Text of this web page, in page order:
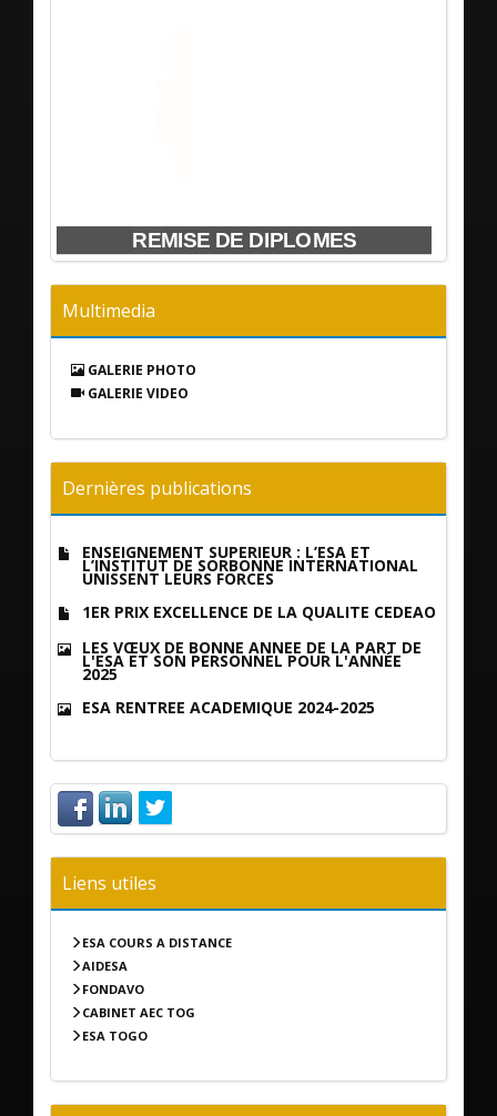
REMISE DE DIPLOMES
Multimedia
GALERIE PHOTO
GALERIE VIDEO
Dernières publications
ENSEIGNEMENT SUPÉRIEUR : L’ESA ET
L’INSTITUT DE SORBONNE INTERNATIONAL
UNISSENT LEURS FORCES
1ER PRIX EXCELLENCE DE LA QUALITÉ CEDEAO
LES VŒUX DE BONNE ANNÉE DE LA PART DE
L'ESA ET SON PERSONNEL POUR L'ANNÉE
2025
ESA RENTRÉE ACADÉMIQUE 2024-2025
Liens utiles
ESA COURS A DISTANCE
AIDESA
FONDAVO
CABINET AEC TOG
ESA TOGO